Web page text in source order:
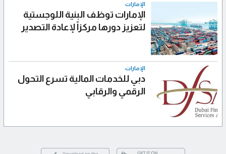
الإمارات
الإمارات توظف البنية اللوجستية
لتعزيز دورها مركزاً لإعادة التصدير
الإمارات
دبي للخدمات المالية تسرع التحول
الرقمي والرقابي